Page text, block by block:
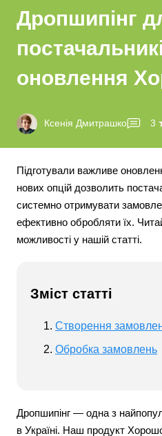
Дропшипінг
оновлення
Ксенія Дмитрашко 3
Підготували важливе
нових опцій дозволить
системно отримувати
ефективно обробляти їх.
можливості у нашій статті.
Зміст статті
Створення
Обробка замовлень
Дропшипінг — одна з
в Україні. Наш продукт